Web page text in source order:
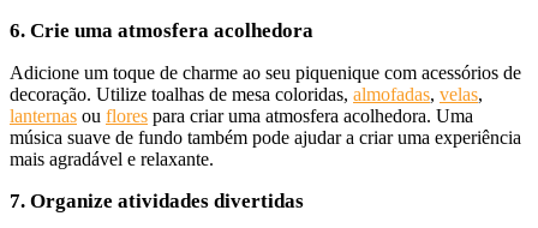
6. Crie uma atmosfera acolhedora
Adicione um toque de charme ao seu piquenique com acessórios de
decoração. Utilize toalhas de mesa coloridas, almofadas, velas,
lanternas ou flores para criar uma atmosfera acolhedora. Uma
música suave de fundo também pode ajudar a criar uma experiência
mais agradável e relaxante.
7. Organize atividades divertidas